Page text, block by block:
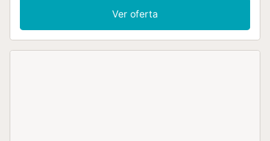
Ver oferta